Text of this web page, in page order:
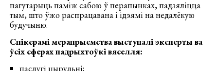
пагутарыць паміж сабою ў перапынках, падзяліцца
тым, што ўжо распрацавана і ідэямі на недалёкую
будучыню.
Спікерамі мерапрыемства выступалі эксперты ва
ўсіх сферах падрыхтоўкі вяселля:
паслугі цырульні;